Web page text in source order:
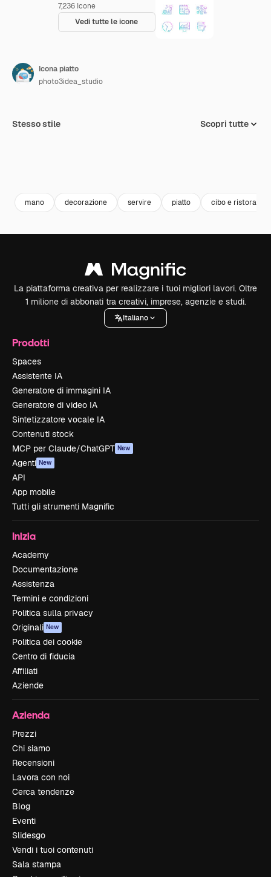
7,236 Icone
Vedi tutte le icone
Icona piatto
photo3idea_studio
Stesso stile Scopri tutte
mano decorazione servire piatto cibo e ristorante
La piattaforma creativa per realizzare i tuoi migliori lavori. Oltre
1 milione di abbonati tra creativi, imprese, agenzie e studi.
Italiano
Prodotti
Spaces
Assistente IA
Generatore di immagini IA
Generatore di video IA
Sintetizzatore vocale IA
Contenuti stock
MCP per Claude/ChatGPT New
Agenti New
API
App mobile
Tutti gli strumenti Magnific
Inizia
Academy
Documentazione
Assistenza
Termini e condizioni
Politica sulla privacy
Originali New
Politica dei cookie
Centro di fiducia
Affiliati
Aziende
Azienda
Prezzi
Chi siamo
Recensioni
Lavora con noi
Cerca tendenze
Blog
Eventi
Slidesgo
Vendi i tuoi contenuti
Sala stampa